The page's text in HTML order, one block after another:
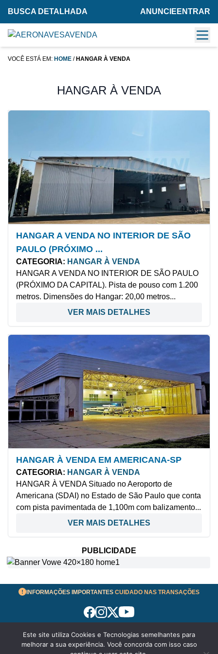
BUSCA DETALHADA ANUNCIE ENTRAR
VOCÊ ESTÁ EM: HOME / HANGAR À VENDA
HANGAR À VENDA
HANGAR A VENDA NO INTERIOR DE SÃO
PAULO (PRÓXIMO ...
CATEGORIA: HANGAR À VENDA
HANGAR A VENDA NO INTERIOR DE SÃO PAULO
(PRÓXIMO DA CAPITAL). Pista de pouso com 1.200
metros. Dimensões do Hangar: 20,00 metros...
VER MAIS DETALHES
HANGAR À VENDA EM AMERICANA-SP
CATEGORIA: HANGAR À VENDA
HANGAR À VENDA Situado no Aeroporto de
Americana (SDAI) no Estado de São Paulo que conta
com pista pavimentada de 1,100m com balizamento...
VER MAIS DETALHES
PUBLICIDADE
INFORMAÇÕES IMPORTANTES CUIDADO NAS TRANSAÇÕES
Termos de Uso
© 2026 aeronavesavenda.com | Todos os Direitos
Este site utiliza Cookies e Tecnologias semelhantes para
melhorar a sua experiência. Você concorda com isso caso